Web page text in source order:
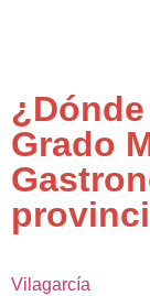
Grado
Vilagarcía